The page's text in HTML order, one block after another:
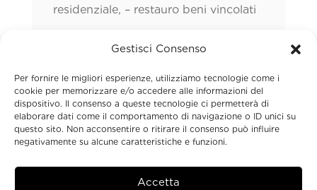
Gestisci Consenso
Per fornire le migliori esperienze, utilizziamo tecnologie come i
cookie per memorizzare e/o accedere alle informazioni del
dispositivo. Il consenso a queste tecnologie ci permetterà di
elaborare dati come il comportamento di navigazione o ID unici su
questo sito. Non acconsentire o ritirare il consenso può influire
negativamente su alcune caratteristiche e funzioni.
Accetta
residenziale, – restauro beni vincolati
CORE BUSINESS
Efficientamento energetico ●
Progettazione e supporto
ingegneristico
INDUSTRY TARGET
Healthcare ● Immobiliare & Edilizia ●